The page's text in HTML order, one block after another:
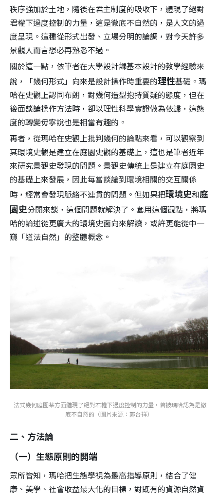
秩序強加於土地，隨後在君主制度的吸收下，體現了絕對
君權下過度控制的力量，這是徹底不自然的，是人文的過
度呈現。這種從形式出發、立場分明的論調，對今天許多
景觀人而言想必再熟悉不過。
關於這一點，依筆者在大學設計課基本設計的教學經驗來
說，「幾何形式」向來是設計操作時重要的理性基礎。瑪
哈在史觀上認同布朗，對幾何造型抱持質疑的態度，但在
後面談論操作方法時，卻以理性科學實證做為依歸，這態
度的轉變毋寧說也是相當有趣的。
再者，從瑪哈在史觀上批判幾何的論點來看，可以觀察到
其環境史觀是建立在庭園史觀的基礎上，這也是筆者近年
來研究景觀史發現的問題。景觀史傳統上是建立在庭園史
的基礎上來發展，因此每當談論到環境相關的交互關係
時，經常會發現脈絡不連貫的問題。但如果把環境史和庭
園史分開來談，這個問題就解決了。套用這個觀點，將瑪
哈的論述從更廣大的環境史面向來解讀，或許更能從中一
窺「道法自然」的整體概念。
法式幾何庭園某方面體現了絕對君權下過度控制的力量，曾被瑪哈認為是徹
底不自然的（圖片來源：鄭台祥）
二、方法論
（一）生態原則的開端
眾所皆知，瑪哈把生態學視為最高指導原則，結合了健
康、美學、社會收益最大化的目標，對既有的資源自然資